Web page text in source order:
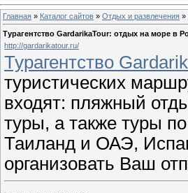
Главная » Каталог сайтов » Отдых и развлечения »
Турагентство GardarikaTour: отдых на море в
http://gardarikatour.ru/
Турагентство
туристических
входят: пляжный
туры, а также туры
Таиланд и ОАЭ,
организовать Ваш